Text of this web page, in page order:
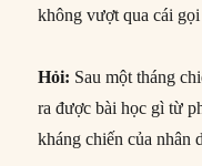
không vượt qua cái
Hỏi: Sau một tháng
ra được bài học gì từ
kháng chiến của nhân